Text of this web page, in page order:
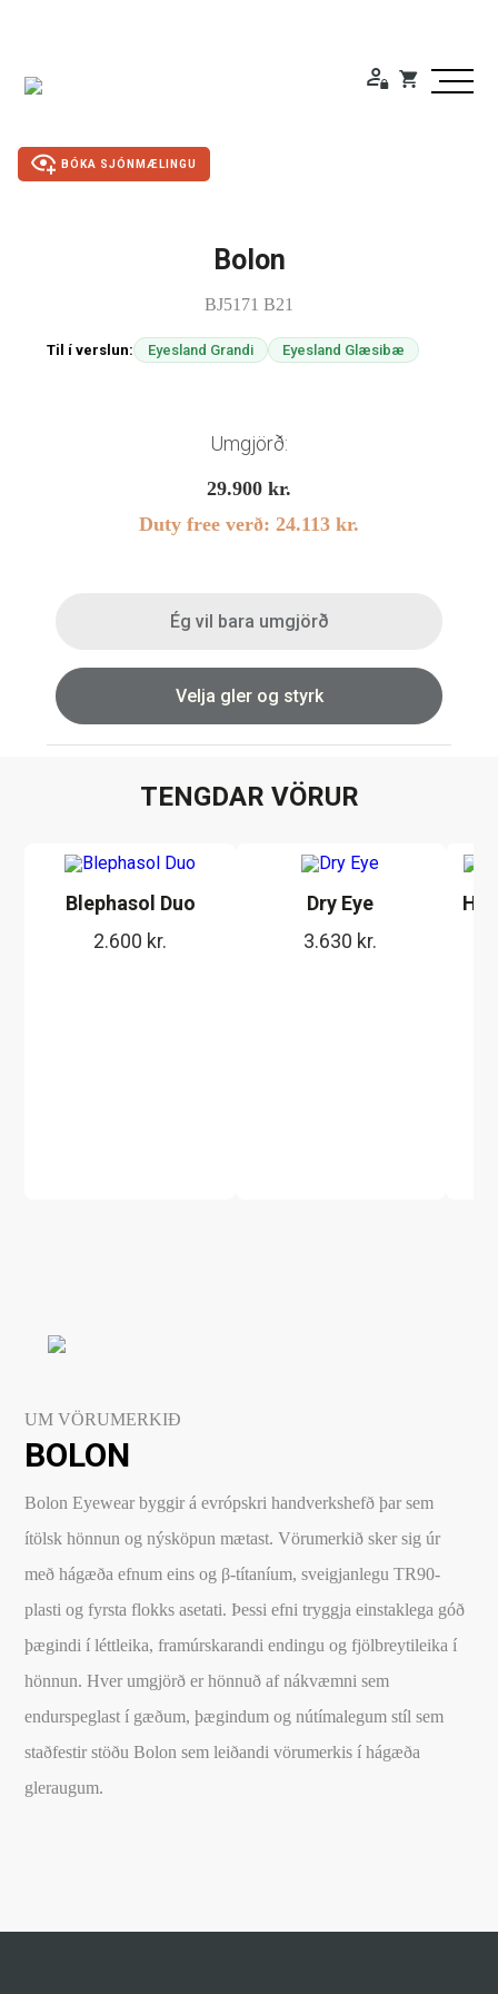
Hálfsmánaðarlinsur
Linsuvökvi
Augnmeðferðir
Augndropar/gervitár
Augnhvílur
Gleraugnaklútar og sprey
Stækkunargler
BÓKA SJÓNMÆLINGU
Bolon
BJ5171 B21
Til í verslun: Eyesland Grandi Eyesland Glæsibæ
Umgjörð:
29.900 kr.
Duty free verð: 24.113 kr.
Ég vil bara umgjörð
Velja gler og styrk
TENGDAR VÖRUR
Blephasol Duo
2.600 kr.
Dry Eye
3.630 kr.
UM VÖRUMERKIÐ
BOLON
Bolon Eyewear byggir á evrópskri handverkshefð þar sem
ítölsk hönnun og nýsköpun mætast. Vörumerkið sker sig úr
með hágæða efnum eins og β-títaníum, sveigjanlegu TR90-
plasti og fyrsta flokks asetati. Þessi efni tryggja einstaklega góð
þægindi í léttleika, framúrskarandi endingu og fjölbreytileika í
hönnun. Hver umgjörð er hönnuð af nákvæmni sem
endurspeglast í gæðum, þægindum og nútímalegum stíl sem
staðfestir stöðu Bolon sem leiðandi vörumerkis í hágæða
gleraugum.